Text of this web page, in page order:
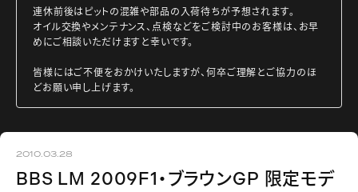
連休前後はピットの混雑や部品の入荷待ちが予想されます。
オイル交換やメンテナンス、点検などをご検討中のお客様は、お早
めにご相談いただけますと幸いです。
皆様にはご不便をおかけいたしますが、何卒ご理解とご協力のほ
どお願い申し上げます。
2010.03.28
BBS LM 2009F1・ブラウンGP 限定モデ